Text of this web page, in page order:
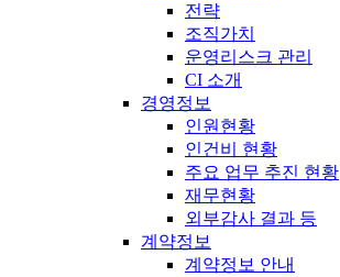
전략
조직가치
운영리스크 관리
CI 소개
경영정보
인원현황
인건비 현황
주요 업무 추진 현황
재무현황
외부감사 결과 등
계약정보
계약정보 안내